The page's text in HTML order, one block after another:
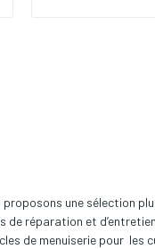
proposons une sélection
de réparation et
de menuiserie pour les